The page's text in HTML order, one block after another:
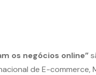
os negócios online”
de E-commerce,